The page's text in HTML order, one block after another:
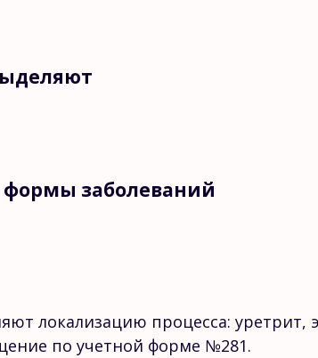
формы заболеваний
локализацию процесса:
по учетной форме №281.